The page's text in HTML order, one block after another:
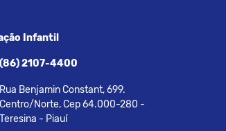
Infantil
(86) 2107-4400
Rua Benjamin Constant, 699.
Centro/Norte, Cep 64.000-280 -
Teresina - Piauí